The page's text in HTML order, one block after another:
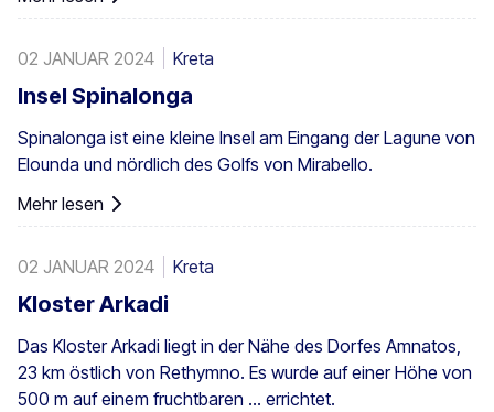
Fläche von 200 Stremmata (50 Acres) besteht er aus den
Kolonie nicht nur in Griechenland, sondern in ganz Europa.
Ein ausreichend großer Bestand existiert auch in Preveli,
mit kleineren Gruppen an anderen Orten, z. B. in Agios
Nikitas. Die Palme kommt außerdem vereinzelt auf den
südwestlichen Ägäisinseln, auf Zypern und in der Türkei
vor.
02 JANUAR 2024 Kreta
Insel Spinalonga
Spinalonga ist eine kleine Insel am Eingang der Lagune von
Elounda und nördlich des Golfs von Mirabello.
Mehr lesen
02 JANUAR 2024 Kreta
Kloster Arkadi
Das Kloster Arkadi liegt in der Nähe des Dorfes Amnatos,
23 km östlich von Rethymno. Es wurde auf einer Höhe von
500 m auf einem fruchtbaren ... errichtet.